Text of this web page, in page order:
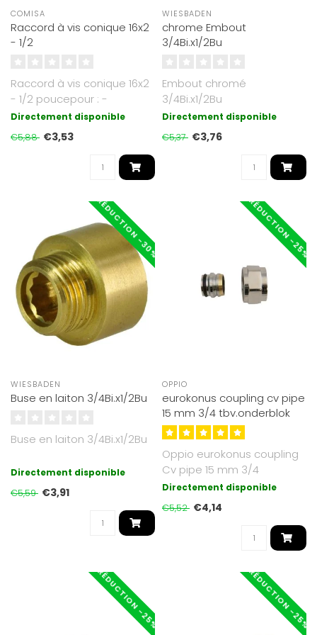
COMISA
Raccord à vis conique 16x2
- 1/2
Raccord à vis conique 16x2
- 1/2 poucepour : -
Plomberie Chauffage
Distributeur..
Directement disponible
€5,88 €3,53
WIESBADEN
chrome Embout
3/4Bi.x1/2Bu
Embout chromé
3/4Bi.x1/2Bu
Directement disponible
€5,37 €3,76
RÉDUCTION -30%
WIESBADEN
Buse en laiton 3/4Bi.x1/2Bu
Buse en laiton 3/4Bi.x1/2Bu
Directement disponible
€5,59 €3,91
RÉDUCTION -25%
OPPIO
eurokonus coupling cv pipe
15 mm 3/4 tbv.onderblok
Oppio eurokonus coupling
Cv pipe 15 mm 3/4
tbv.onderblok
Directement disponible
€5,52 €4,14
RÉDUCTION -25% RÉDUCTION -25%